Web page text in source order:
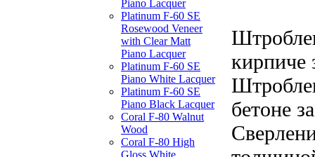
Piano Lacquer
Platinum F-60 SE
Rosewood Veneer
with Clear Matt
Piano Lacquer
Platinum F-60 SE
Piano White Lacquer
Platinum F-60 SE
Piano Black Lacquer
Coral F-80 Walnut
Wood
Coral F-80 High
Gloss White
кирпиче
бетоне